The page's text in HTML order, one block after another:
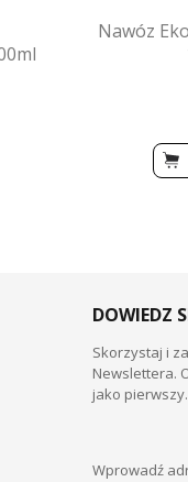
Nawóz
DOWIEDZ
Skorzystaj i
Newslettera.
jako
Wprowadź